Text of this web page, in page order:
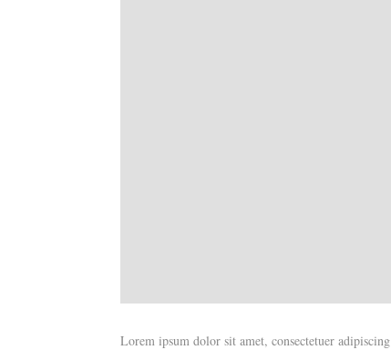
Lorem ipsum dolor sit amet, consectetuer